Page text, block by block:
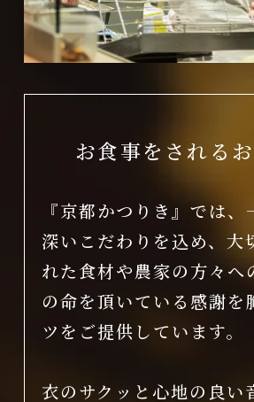
お食事をされる
『京都かつりき』では、
深いこだわりを込め、大
れた食材や農家の方々へ
の命を頂いている感謝を
ツをご提供しています。
衣のサクッと心地の良い